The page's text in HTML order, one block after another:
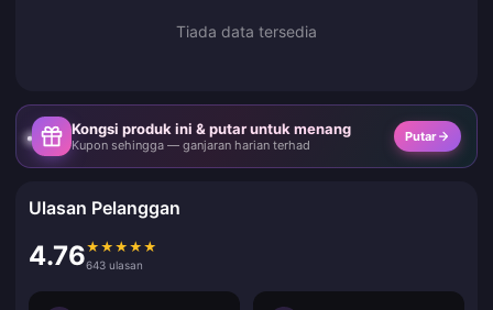
Tiada data tersedia
Kongsi produk ini & putar untuk menang
Kupon sehingga — ganjaran harian terhad
Putar
Ulasan Pelanggan
4.76★ ★ ★ ★ ★
643 ulasan